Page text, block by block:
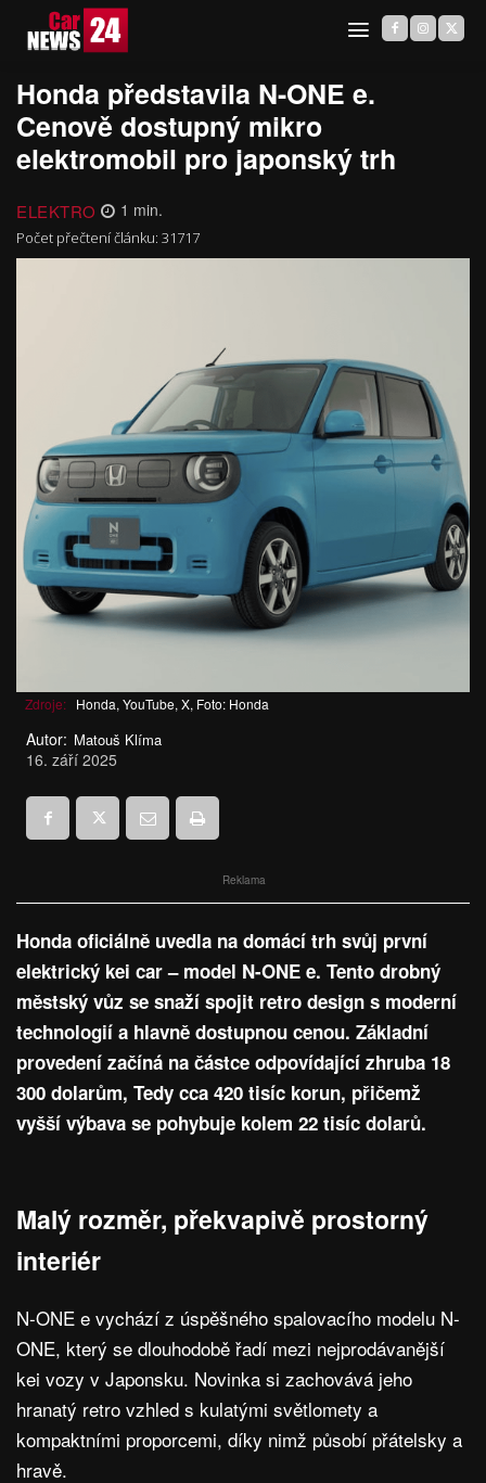
Honda představila N-ONE e.
Cenově dostupný mikro
elektromobil pro japonský trh
ELEKTRO 1 min.
Počet přečtení článku: 31717
Zdroje: Honda, YouTube, X, Foto: Honda
Autor: Matouš Klíma
16. září 2025
Reklama
Honda oficiálně uvedla na domácí trh svůj první
elektrický kei car – model N-ONE e. Tento drobný
městský vůz se snaží spojit retro design s moderní
technologií a hlavně dostupnou cenou. Základní
provedení začíná na částce odpovídající zhruba 18
300 dolarům, Tedy cca 420 tisíc korun, přičemž
vyšší výbava se pohybuje kolem 22 tisíc dolarů.
Malý rozměr, překvapivě prostorný
interiér
N-ONE e vychází z úspěšného spalovacího modelu N-
ONE, který se dlouhodobě řadí mezi nejprodávanější
kei vozy v Japonsku. Novinka si zachovává jeho
hranatý retro vzhled s kulatými světlomety a
kompaktními proporcemi, díky nimž působí přátelsky a
hravě.